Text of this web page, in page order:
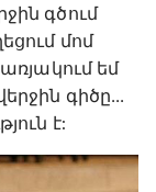
գծում
մոմ
եմ
գիծը․․․
է: